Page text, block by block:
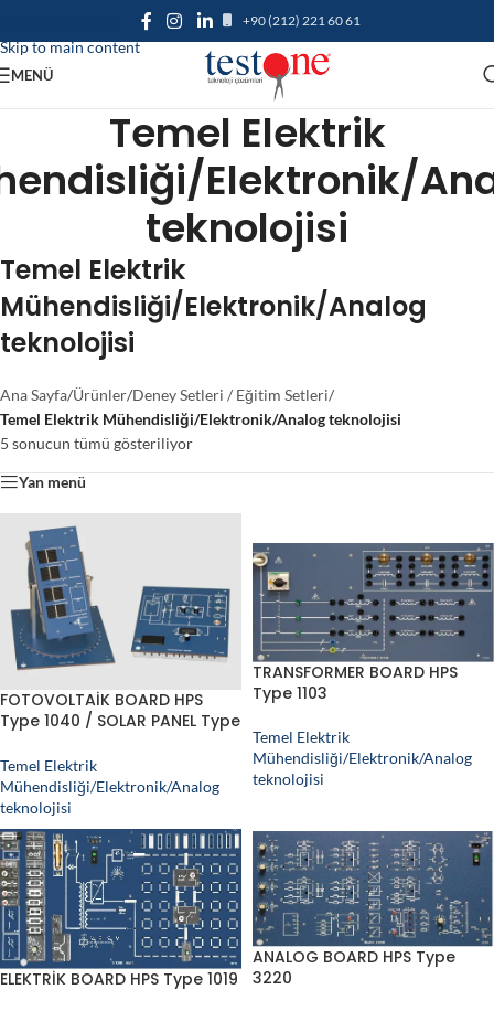
Skip to main content
+90 (212) 221 60 61
MENÜ
Temel Elektrik
Elektronik/
teknolojisi
Temel Elektrik
Mühendisliği/Elektronik/Analog
teknolojisi
Ana Sayfa/Ürünler/Deney Setleri / Eğitim Setleri/
Temel Elektrik Mühendisliği/Elektronik/Analog teknolojisi
5 sonucun tümü gösteriliyor
Yan menü
FOTOVOLTAİK BOARD HPS
Type 1040 / SOLAR PANEL Type
Temel Elektrik
Mühendisliği/Elektronik/Analog
teknolojisi
TRANSFORMER BOARD HPS
Type 1103
Temel Elektrik
Mühendisliği/Elektronik/Analog
teknolojisi
ELEKTRİK BOARD HPS Type 1019
ANALOG BOARD HPS Type
3220